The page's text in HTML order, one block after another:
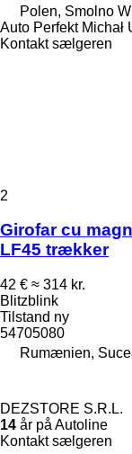
Polen, Smolno
Auto Perfekt Michał
Kontakt sælgeren
2
Girofar cu
LF45 trækker
42 € ≈ 314 kr.
Blitzblink
Tilstand ny
54705080
Rumænien,
DEZSTORE S.R.L.
14 år på Autoline
Kontakt sælgeren